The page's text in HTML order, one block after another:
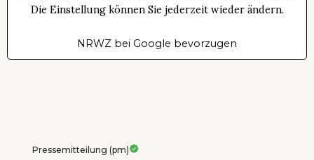
Die Einstellung können Sie jederzeit wieder ändern.
NRWZ bei Google bevorzugen
Pressemitteilung (pm)